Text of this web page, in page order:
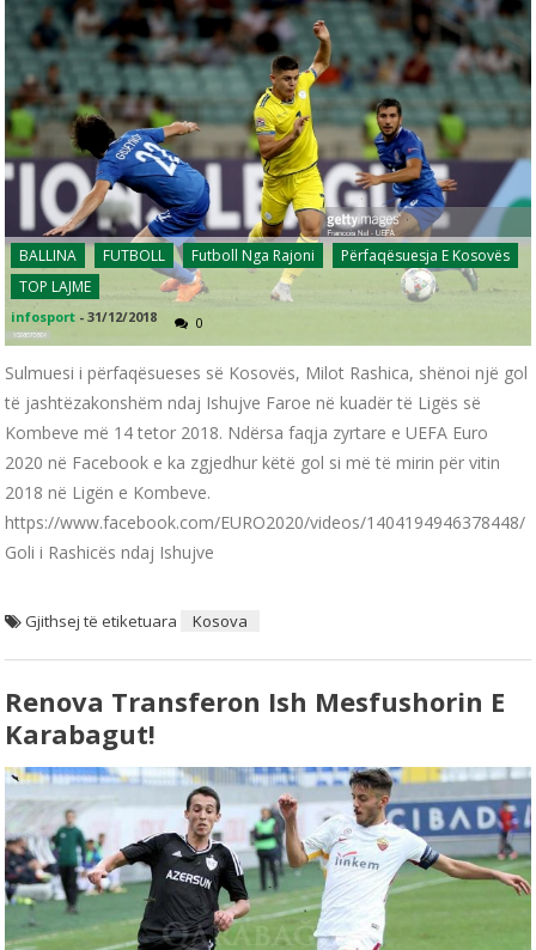
BALLINA FUTBOLL Futboll Nga Rajoni
Përfaqësuesja E Kosovës
TOP LAJME
infosport -31/12/2018 0
Sulmuesi i përfaqësueses së Kosovës, Milot Rashica, shënoi një gol
të jashtëzakonshëm ndaj Ishujve Faroe në kuadër të Ligës së
Kombeve më 14 tetor 2018. Ndërsa faqja zyrtare e UEFA Euro
2020 në Facebook e ka zgjedhur këtë gol si më të mirin për vitin
2018 në Ligën e Kombeve.
https://www.facebook.com/EURO2020/videos/1404194946378448/
Goli i Rashicës ndaj Ishujve
Gjithsej të etiketuara Kosova
Renova Transferon Ish Mesfushorin E
Karabagut!